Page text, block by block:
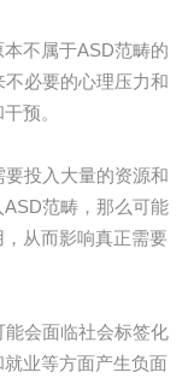
不属于ASD范畴的
必要的心理压力和
预。
投入大量的资源和
范畴，那么可能
从而影响真正需要
会面临社会标签化
业等方面产生负面